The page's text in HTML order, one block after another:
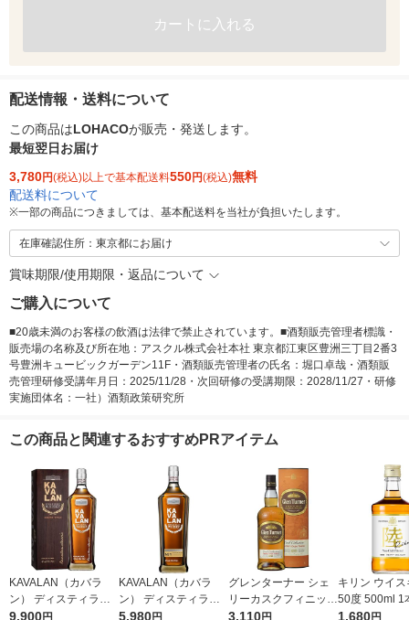
カートに入れる
配送情報・送料について
この商品はLOHACOが販売・発送します。
最短翌日お届け
3,780円(税込)以上で基本配送料550円(税込)無料
配送料について
※一部の商品につきましては、基本配送料を当社が負担いたします。
在庫確認住所：東京都にお届け
賞味期限/使用期限・返品について
ご購入について
■20歳未満のお客様の飲酒は法律で禁止されています。■酒類販売管理者標識・
販売場の名称及び所在地：アスクル株式会社本社 東京都江東区豊洲三丁目2番3
号豊洲キュービックガーデン11F・酒類販売管理者の氏名：堀口卓哉・酒類販
売管理研修受講年月日：2025/11/28・次回研修の受講期限：2028/11/27・研修
実施団体名：一社）酒類政策研究所
この商品と関連するおすすめPRアイテム
KAVALAN（カバラ
ン） ディスティラリ
ー クラシック シング
9,900
KAVALAN（カバラ
ン） ディスティラリ
ーセレクトNo1 シン
5,980
グレンターナー シェ
リーカスクフィニッシ
ュ シングルモルト 40
3,110
キリン ウイ
50度 500ml 1
1,680